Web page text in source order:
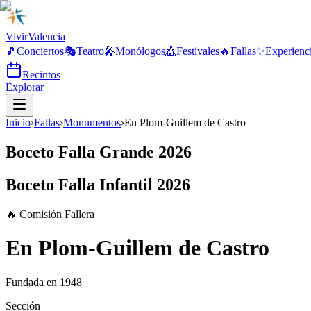
VivirValencia
🎵 Conciertos🎭Teatro🎤Monólogos🎪Festivales🔥Fallas✨
Recintos
Explorar
Inicio›Fallas›Monumentos›En Plom-Guillem de Castro
Boceto Falla Grande 2026
Boceto Falla Infantil 2026
🔥 Comisión Fallera
En Plom-Guillem de Castro
Fundada en 1948
Sección